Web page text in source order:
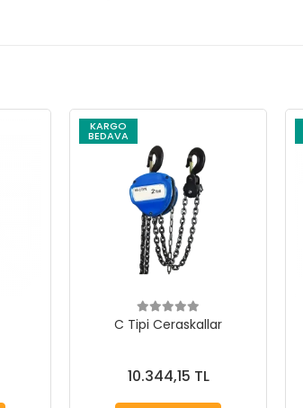
KARGO
BEDAVA
C Tipi Ceraskallar
10.344,15 TL